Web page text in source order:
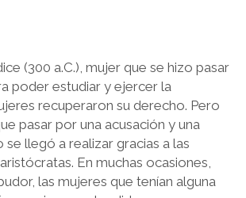
(300 a.C.), mujer que se hizo pasar
poder estudiar y ejercer la
recuperaron su derecho. Pero
pasar por una acusación y una
se llegó a realizar gracias a las
En muchas ocasiones,
las mujeres que tenían alguna